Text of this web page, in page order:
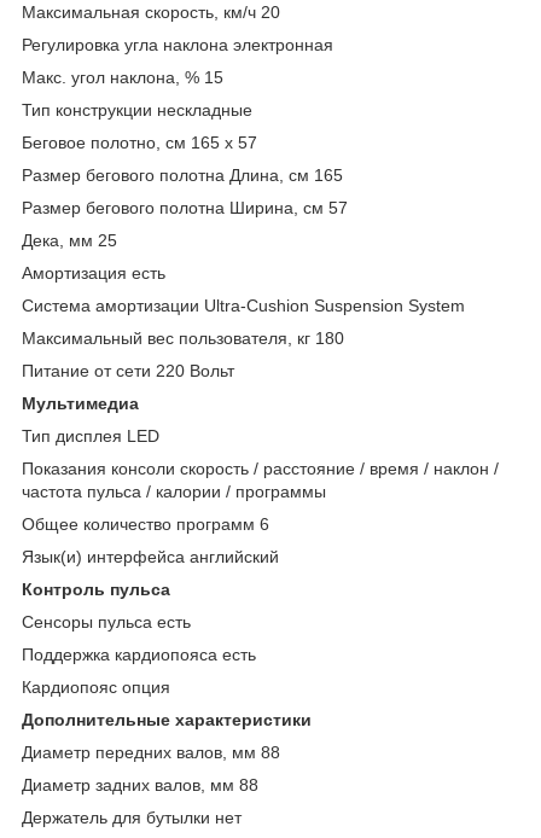
Максимальная скорость, км/ч 20
Регулировка угла наклона электронная
Макс. угол наклона, % 15
Тип конструкции нескладные
Беговое полотно, см 165 x 57
Размер бегового полотна Длина, см 165
Размер бегового полотна Ширина, см 57
Дека, мм 25
Амортизация есть
Система амортизации Ultra-Cushion Suspension System
Максимальный вес пользователя, кг 180
Питание от сети 220 Вольт
Мультимедиа
Тип дисплея LED
Показания консоли скорость / расстояние / время / наклон /
частота пульса / калории / программы
Общее количество программ 6
Язык(и) интерфейса английский
Контроль пульса
Сенсоры пульса есть
Поддержка кардиопояса есть
Кардиопояс опция
Дополнительные xарактеристики
Диаметр передних валов, мм 88
Диаметр задних валов, мм 88
Держатель для бутылки нет